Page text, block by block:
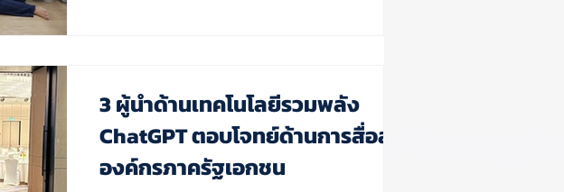
3 ผู้นำด้านเทคโนโลยีรวมพลัง
ChatGPT ตอบโจทย์ด้านการสื่อสาร
องค์กรภาครัฐเอกชน